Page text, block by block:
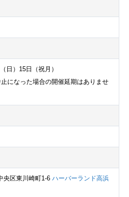
日）15日（祝月）
になった場合の開催延期はありませ
央区東川崎町1-6 ハーバーランド高浜